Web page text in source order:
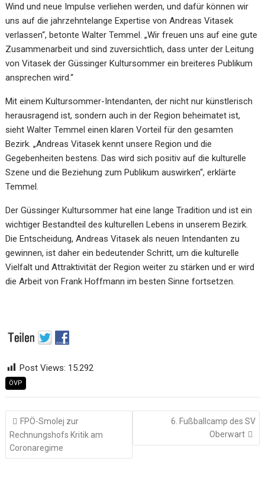
Wind und neue Impulse verliehen werden, und dafür können wir
uns auf die jahrzehntelange Expertise von Andreas Vitasek
verlassen“, betonte Walter Temmel. „Wir freuen uns auf eine gute
Zusammenarbeit und sind zuversichtlich, dass unter der Leitung
von Vitasek der Güssinger Kultursommer ein breiteres Publikum
ansprechen wird.“
Mit einem Kultursommer-Intendanten, der nicht nur künstlerisch
herausragend ist, sondern auch in der Region beheimatet ist,
sieht Walter Temmel einen klaren Vorteil für den gesamten
Bezirk. „Andreas Vitasek kennt unsere Region und die
Gegebenheiten bestens. Das wird sich positiv auf die kulturelle
Szene und die Beziehung zum Publikum auswirken“, erklärte
Temmel.
Der Güssinger Kultursommer hat eine lange Tradition und ist ein
wichtiger Bestandteil des kulturellen Lebens in unserem Bezirk.
Die Entscheidung, Andreas Vitasek als neuen Intendanten zu
gewinnen, ist daher ein bedeutender Schritt, um die kulturelle
Vielfalt und Attraktivität der Region weiter zu stärken und er wird
die Arbeit von Frank Hoffmann im besten Sinne fortsetzen.
Post Views: 15.292
ÖVP
Beitragsnavigation
FPÖ-Smolej zur
Rechnungshofs Kritik am
Coronaregime
6. Fußballcamp des SV
Oberwart